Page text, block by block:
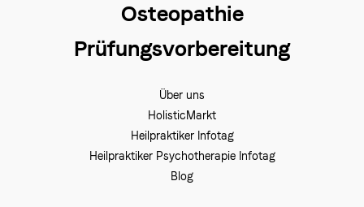
Osteopathie
Prüfungsvorbereitung
Über uns
HolisticMarkt
Heilpraktiker Infotag
Heilpraktiker Psychotherapie Infotag
Blog